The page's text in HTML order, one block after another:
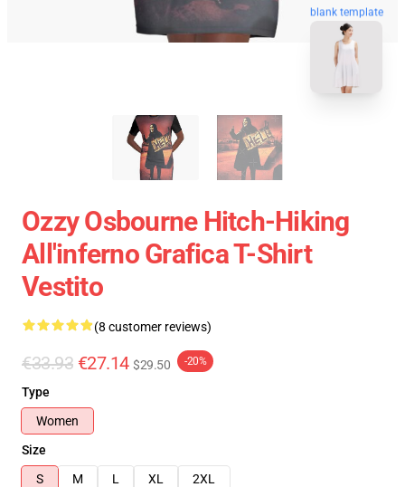
blank template
Ozzy Osbourne Hitch-Hiking
All'inferno Grafica T-Shirt
Vestito
(8 customer reviews)
€33.93 €27.14 $29.50 -20%
Type
Women
Size
S
M L XL 2XL